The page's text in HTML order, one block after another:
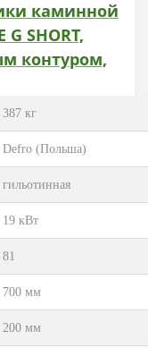
каминной
G SHORT,
контуром,
387 кг
Defro (Польша)
гильотинная
19 кВт
81
700 мм
200 мм